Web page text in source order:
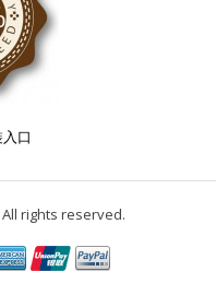
口
rights reserved.